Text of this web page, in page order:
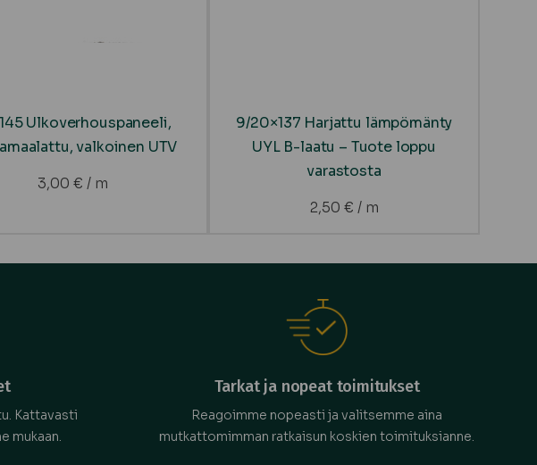
Ulkoverhouspaneeli,
valkoinen UTV
3,00 € / m
9/20×137 Harjattu lämpömänty
UYL B-laatu – Tuote loppu
varastosta
2,50 € / m
Kattavasti
mukaan.
Tarkat ja nopeat toimitukset
Reagoimme nopeasti ja valitsemme aina
mutkattomimman ratkaisun koskien toimituksianne.